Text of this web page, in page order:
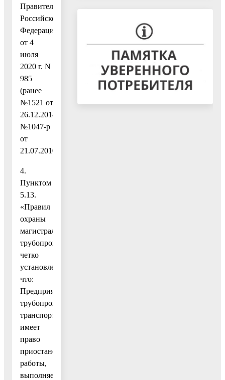
Правительства
Российской
Федерации
от 4
июля
2020 г. N
985
(ранее
№1521 от
26.12.2014,
№1047-р
от
21.07.2010);
4.
Пунктом
5.13.
«Правил
охраны
магистральных
трубопроводов»
четко
установлено,
что:
Предприятие
трубопроводного
транспорта
имеет
право
приостановить
работы,
выполняемые